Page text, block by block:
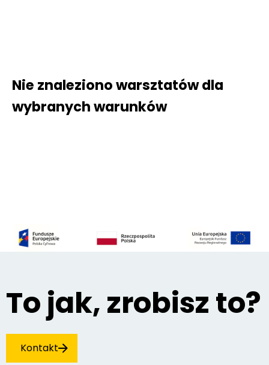
Nie znaleziono warsztatów dla
wybranych warunków
To jak, zrobisz to?
Kontakt